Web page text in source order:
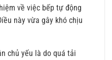
về việc bếp tự động
này vừa gây khó chịu
chủ yếu là do quá tải